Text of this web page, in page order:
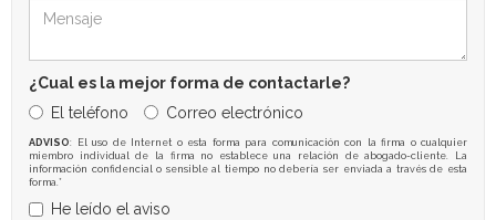
¿Cual es la mejor forma de contactarle?
El teléfono
Correo electrónico
ADVISO: El uso de Internet o esta forma para comunicación con la firma o cualquier
miembro individual de la firma no establece una relación de abogado-cliente. La
información confidencial o sensible al tiempo no debería ser enviada a través de esta
forma.*
He leído el aviso